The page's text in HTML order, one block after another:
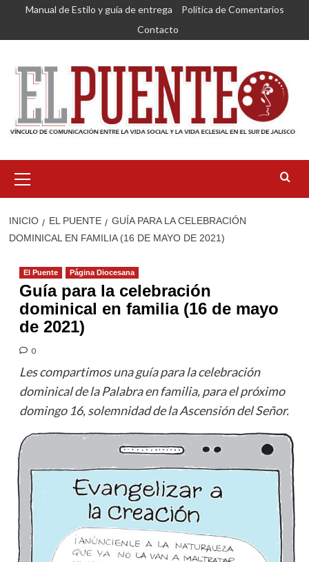
Saltar
contenido
Manual de Estilo y guía de entrega
Política de Comentarios
Contacto
primario
INICIO EL PUENTE
GUÍA PARA LA CELEBRACIÓN
DOMINICAL EN FAMILIA (16 DE MAYO DE 2021)
El Puente Página Diocesana
Guía para la celebración
dominical en familia (16 de mayo
de 2021)
0
Les compartimos una guía para la celebración
dominical de la Palabra en familia, para el próximo
domingo 16, solemnidad de la Ascensión del Señor.